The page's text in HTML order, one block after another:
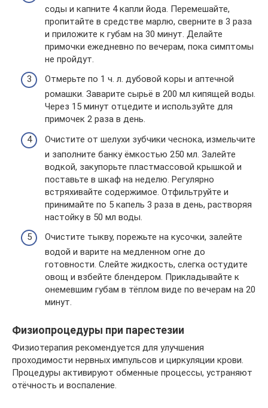
соды и капните 4 капли йода. Перемешайте,
пропитайте в средстве марлю, сверните в 3 раза
и приложите к губам на 30 минут. Делайте
примочки ежедневно по вечерам, пока симптомы
не пройдут.
Отмерьте по 1 ч. л. дубовой коры и аптечной
ромашки. Заварите сырьё в 200 мл кипящей воды.
Через 15 минут отцедите и используйте для
примочек 2 раза в день.
Очистите от шелухи зубчики чеснока, измельчите
и заполните банку ёмкостью 250 мл. Залейте
водкой, закупорьте пластмассовой крышкой и
поставьте в шкаф на неделю. Регулярно
встряхивайте содержимое. Отфильтруйте и
принимайте по 5 капель 3 раза в день, растворяя
настойку в 50 мл воды.
Очистите тыкву, порежьте на кусочки, залейте
водой и варите на медленном огне до
готовности. Слейте жидкость, слегка остудите
овощ и взбейте блендером. Прикладывайте к
онемевшим губам в тёплом виде по вечерам на 20
минут.
Физиопроцедуры при парестезии
Физиотерапия рекомендуется для улучшения
проходимости нервных импульсов и циркуляции крови.
Процедуры активируют обменные процессы, устраняют
отёчность и воспаление.